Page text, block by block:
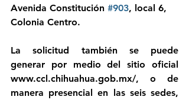
Avenida Constitución #903, local 6,
Colonia Centro.
La solicitud también se puede
generar por medio del sitio oficial
www.ccl.chihuahua.gob.mx/, o de
manera presencial en las seis sedes,